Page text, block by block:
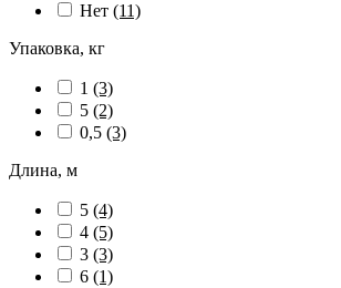
Нет (11)
Упаковка, кг
1 (3)
5 (2)
0,5 (3)
Длина, м
5 (4)
4 (5)
3 (3)
6 (1)